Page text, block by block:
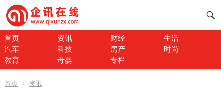
首页 资讯 财经
生活
汽车
科技 房产
时尚
教育
母婴 专栏
首页 资讯